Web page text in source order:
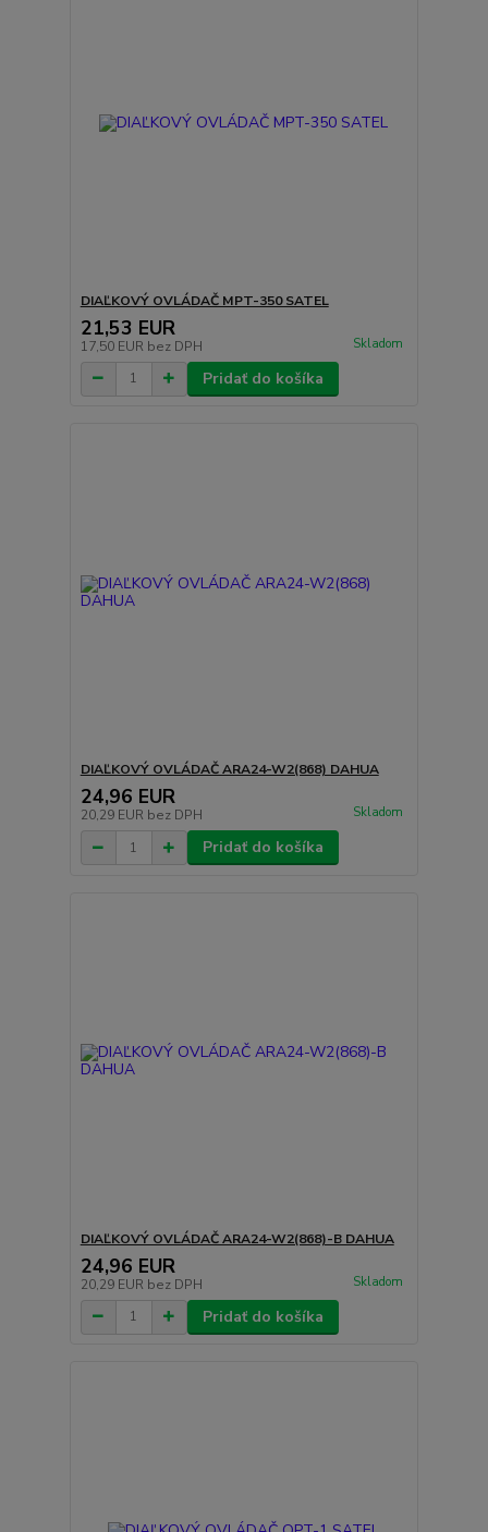
DIAĽKOVÝ OVLÁDAČ MPT-350 SATEL
21,53 EUR
17,50 EUR bez DPH Skladom
Pridať do košíka
DIAĽKOVÝ OVLÁDAČ ARA24-W2(868) DAHUA
24,96 EUR
20,29 EUR bez DPH Skladom
Pridať do košíka
DIAĽKOVÝ OVLÁDAČ ARA24-W2(868)-B DAHUA
24,96 EUR
20,29 EUR bez DPH Skladom
Pridať do košíka